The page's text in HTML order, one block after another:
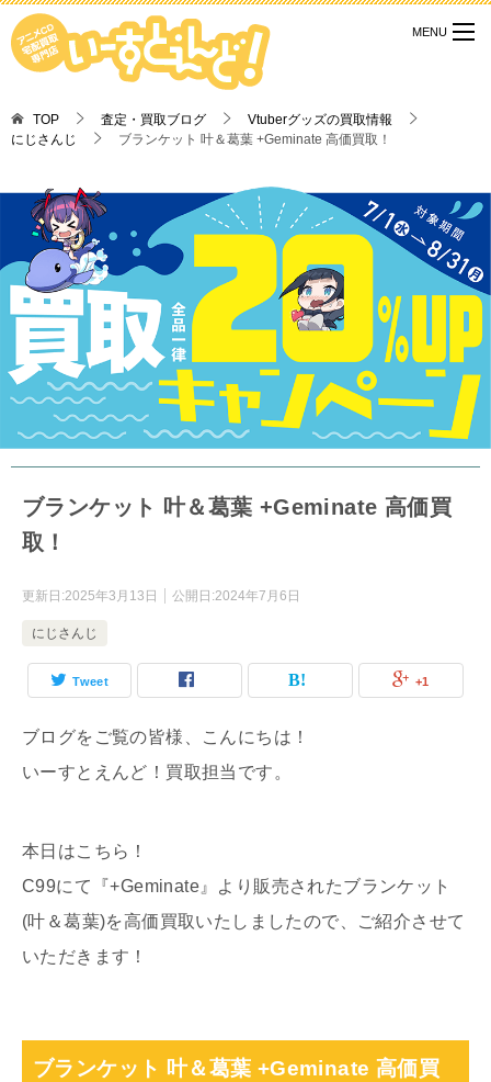
TOP 査定・買取ブログ
Vtuberグッズの買取情報
にじさんじ
ブランケット 叶＆葛葉 +Geminate 高価買取！
ブランケット 叶＆葛葉 +Geminate 高価買
取！
更新日:2025年3月13日 公開日:2024年7月6日
にじさんじ
Tweet +1
ブログをご覧の皆様、こんにちは！
いーすとえんど！買取担当です。
本日はこちら！
C99にて『+Geminate』より販売されたブランケット
(叶＆葛葉)を高価買取いたしましたので、ご紹介させて
いただきます！
ブランケット 叶＆葛葉 +Geminate 高価買